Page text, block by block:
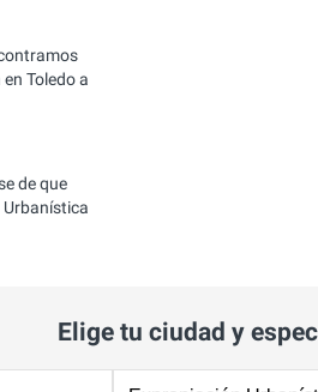
Toledo a
de que
Elige tu ciudad y